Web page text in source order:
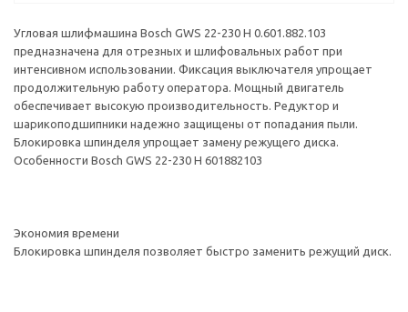
Угловая шлифмашина Bosch GWS 22-230 H 0.601.882.103
предназначена для отрезных и шлифовальных работ при
интенсивном использовании. Фиксация выключателя упрощает
продолжительную работу оператора. Мощный двигатель
обеспечивает высокую производительность. Редуктор и
шарикоподшипники надежно защищены от попадания пыли.
Блокировка шпинделя упрощает замену режущего диска.
Особенности Bosch GWS 22-230 H 601882103
Экономия времени
Блокировка шпинделя позволяет быстро заменить режущий диск.